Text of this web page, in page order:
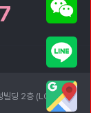
빌딩 2층 (LG전